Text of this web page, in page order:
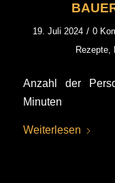
19. Juli 2024 / 0
Rezepte,
Anzahl der
Minuten
Weiterlesen